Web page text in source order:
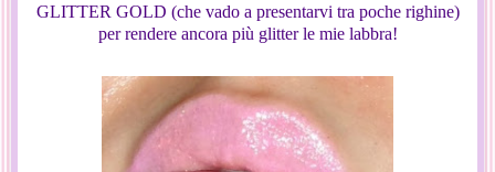
GLITTER GOLD (che vado a presentarvi tra poche righine)
per rendere ancora più glitter le mie labbra!